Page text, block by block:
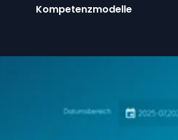
Kompetenzmodelle